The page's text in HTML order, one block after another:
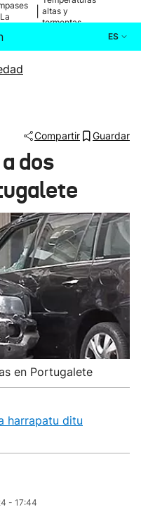
altas y
tormentas
ES
Compartir Guardar
dos
en Portugalete
harrapatu ditu
- 17:44